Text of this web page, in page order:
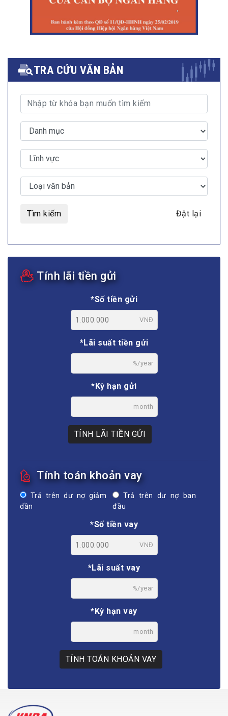
TRA CỨU VĂN BẢN
Tìm kiếm Đặt lại
Tính lãi tiền gửi
*Số tiền gửi
VNĐ
*Lãi suất tiền gửi
%/year
*Kỳ hạn gửi
month
TÍNH LÃI TIỀN GỬI
Tính toán khoản vay
Trả trên dư nợ giảm
dần
Trả trên dư nợ ban
đầu
*Số tiền vay
VNĐ
*Lãi suất vay
%/year
*Kỳ hạn vay
month
TÍNH TOÁN KHOẢN VAY